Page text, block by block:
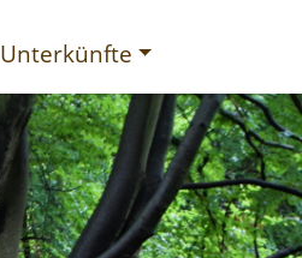
Unterkünfte